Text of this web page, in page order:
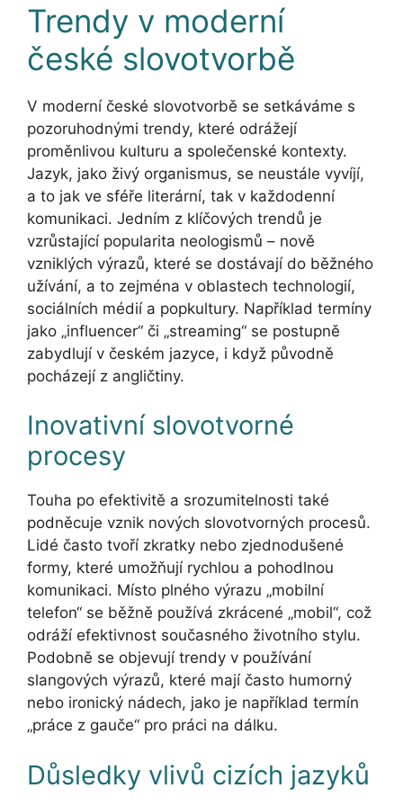
Trendy v moderní
české slovotvorbě
V moderní české slovotvorbě se setkáváme s
pozoruhodnými trendy, které odrážejí
proměnlivou kulturu a společenské kontexty.
Jazyk, jako živý organismus, se neustále vyvíjí,
a to jak ve sféře literární, tak v každodenní
komunikaci. Jedním z klíčových trendů je
vzrůstající popularita neologismů – nově
vzniklých výrazů, které se dostávají do běžného
užívání, a to zejména v oblastech technologií,
sociálních médií a popkultury. Například termíny
jako „influencer“ či „streaming“ se postupně
zabydlují v českém jazyce, i když původně
pocházejí z angličtiny.
Inovativní slovotvorné
procesy
Touha po efektivitě a srozumitelnosti také
podněcuje vznik nových slovotvorných procesů.
Lidé často tvoří zkratky nebo zjednodušené
formy, které umožňují rychlou a pohodlnou
komunikaci. Místo plného výrazu „mobilní
telefon“ se běžně používá zkrácené „mobil“, což
odráží efektivnost současného životního stylu.
Podobně se objevují trendy v používání
slangových výrazů, které mají často humorný
nebo ironický nádech, jako je například termín
„práce z gauče“ pro práci na dálku.
Důsledky vlivů cizích jazyků